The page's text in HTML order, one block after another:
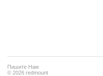
Пишите Нам
© 2026 redmount